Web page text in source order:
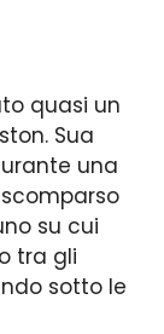
quasi un
Sua
una
su cui
tra gli
sotto le